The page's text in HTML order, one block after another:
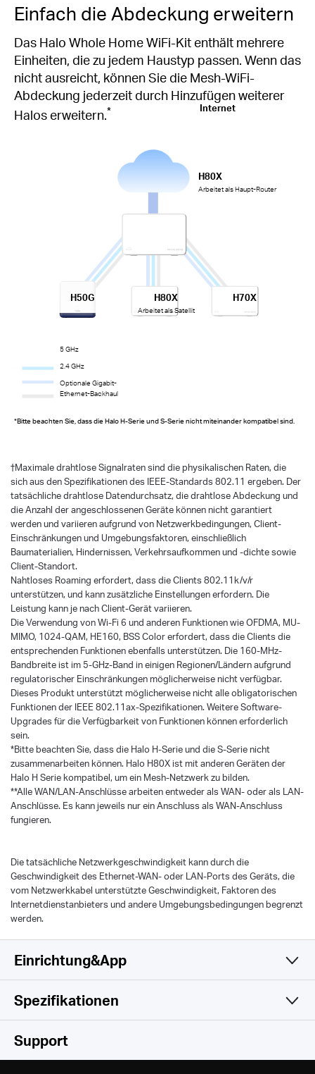
Einfach die Abdeckung erweitern
Das Halo Whole Home WiFi-Kit enthält mehrere
Einheiten, die zu jedem Haustyp passen. Wenn das
nicht ausreicht, können Sie die Mesh-WiFi-
Abdeckung jederzeit durch Hinzufügen weiterer
Halos erweitern. *
*Bitte beachten Sie, dass die Halo H-Serie und S-Serie nicht miteinander kompatibel sind.
Internet
H80X
Arbeitet als Haupt-Router
H80X
Arbeitet als Satellit
H70X
H50G
5 GHz
2.4 GHz
Optionale Gigabit-
Ethernet-Backhaul
†Maximale drahtlose Signalraten sind die physikalischen Raten, die
sich aus den Spezifikationen des IEEE-Standards 802.11 ergeben. Der
tatsächliche drahtlose Datendurchsatz, die drahtlose Abdeckung und
die Anzahl der angeschlossenen Geräte können nicht garantiert
werden und variieren aufgrund von Netzwerkbedingungen, Client-
Einschränkungen und Umgebungsfaktoren, einschließlich
Baumaterialien, Hindernissen, Verkehrsaufkommen und -dichte sowie
Client-Standort.
Nahtloses Roaming erfordert, dass die Clients 802.11k/v/r
unterstützen, und kann zusätzliche Einstellungen erfordern. Die
Leistung kann je nach Client-Gerät variieren.
Die Verwendung von Wi-Fi 6 und anderen Funktionen wie OFDMA, MU-
MIMO, 1024-QAM, HE160, BSS Color erfordert, dass die Clients die
entsprechenden Funktionen ebenfalls unterstützen. Die 160-MHz-
Bandbreite ist im 5-GHz-Band in einigen Regionen/Ländern aufgrund
regulatorischer Einschränkungen möglicherweise nicht verfügbar.
Dieses Produkt unterstützt möglicherweise nicht alle obligatorischen
Funktionen der IEEE 802.11ax-Spezifikationen. Weitere Software-
Upgrades für die Verfügbarkeit von Funktionen können erforderlich
sein.
*Bitte beachten Sie, dass die Halo H-Serie und die S-Serie nicht
zusammenarbeiten können. Halo H80X ist mit anderen Geräten der
Halo H Serie kompatibel, um ein Mesh-Netzwerk zu bilden.
**Alle WAN/LAN-Anschlüsse arbeiten entweder als WAN- oder als LAN-
Anschlüsse. Es kann jeweils nur ein Anschluss als WAN-Anschluss
fungieren.
Die tatsächliche Netzwerkgeschwindigkeit kann durch die
Geschwindigkeit des Ethernet-WAN- oder LAN-Ports des Geräts, die
vom Netzwerkkabel unterstützte Geschwindigkeit, Faktoren des
Internetdienstanbieters und andere Umgebungsbedingungen begrenzt
werden.
Einrichtung&App
Einfach und Funktional
Spezifikationen
Drahtlos
Support